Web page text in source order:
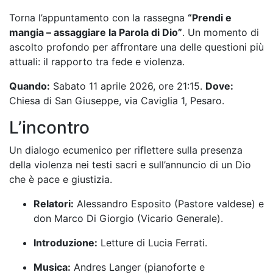
Torna l’appuntamento con la rassegna “Prendi e
mangia – assaggiare la Parola di Dio”. Un momento di
ascolto profondo per affrontare una delle questioni più
attuali: il rapporto tra fede e violenza.
Quando: Sabato 11 aprile 2026, ore 21:15. Dove:
Chiesa di San Giuseppe, via Caviglia 1, Pesaro.
L’incontro
Un dialogo ecumenico per riflettere sulla presenza
della violenza nei testi sacri e sull’annuncio di un Dio
che è pace e giustizia.
Relatori: Alessandro Esposito (Pastore valdese) e
don Marco Di Giorgio (Vicario Generale).
Introduzione: Letture di Lucia Ferrati.
Musica: Andres Langer (pianoforte e